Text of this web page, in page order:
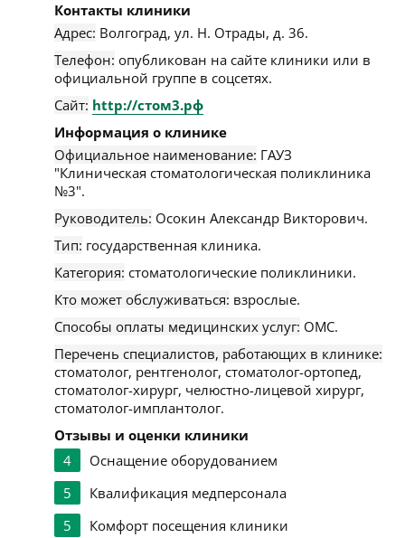
Контакты клиники
Адрес: Волгоград, ул. Н. Отрады, д. 36.
Телефон: опубликован на сайте клиники или в
официальной группе в соцсетях.
Сайт: http://стом3.рф
Информация о клинике
Официальное наименование: ГАУЗ
"Клиническая стоматологическая поликлиника
№3".
Руководитель: Осокин Александр Викторович.
Тип: государственная клиника.
Категория: стоматологические поликлиники.
Кто может обслуживаться: взрослые.
Способы оплаты медицинских услуг: ОМС.
Перечень специалистов, работающих в клинике:
стоматолог, рентгенолог, стоматолог-ортопед,
стоматолог-хирург, челюстно-лицевой хирург,
стоматолог-имплантолог.
Отзывы и оценки клиники
4
Оснащение оборудованием
5
Квалификация медперсонала
5
Комфорт посещения клиники